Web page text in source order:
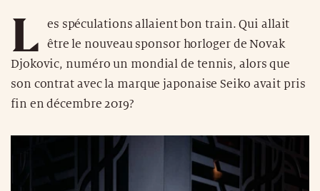
L
es spéculations allaient bon train. Qui allait
être le nouveau sponsor horloger de Novak
Djokovic, numéro un mondial de tennis, alors que
son contrat avec la marque japonaise Seiko avait pris
fin en décembre 2019?